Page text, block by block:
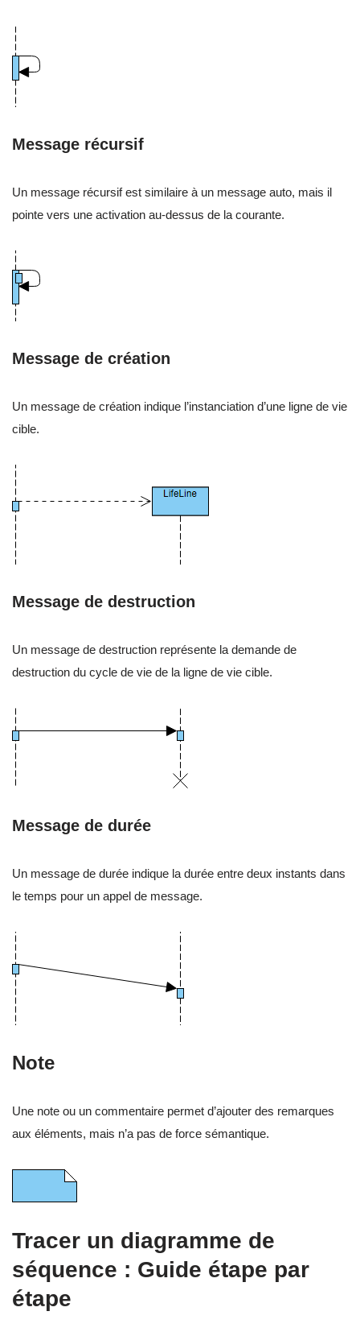
Message récursif
Un message récursif est similaire à un message auto, mais il
pointe vers une activation au-dessus de la courante.
Message de création
Un message de création indique l’instanciation d’une ligne de vie
cible.
Message de destruction
Un message de destruction représente la demande de
destruction du cycle de vie de la ligne de vie cible.
Message de durée
Un message de durée indique la durée entre deux instants dans
le temps pour un appel de message.
Note
Une note ou un commentaire permet d’ajouter des remarques
aux éléments, mais n’a pas de force sémantique.
Tracer un diagramme de
séquence : Guide étape par
étape